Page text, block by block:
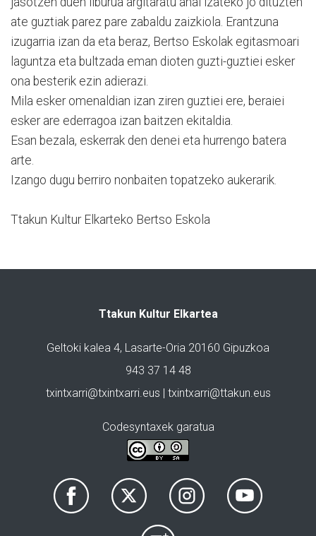
ate guztiak parez pare zabaldu zaizkiola. Erantzuna
izugarria izan da eta beraz, Bertso Eskolak egitasmoari
laguntza eta bultzada eman dioten guzti-guztiei esker
ona besterik ezin adierazi.
Mila esker omenaldian izan ziren guztiei ere, beraiei
esker are ederragoa izan baitzen ekitaldia.
Esan bezala, eskerrak den denei eta hurrengo batera
arte.
Izango dugu berriro nonbaiten topatzeko aukerarik.
Ttakun Kultur Elkarteko Bertso Eskola
Ttakun Kultur Elkartea
Geltoki kalea 4, Lasarte-Oria 20160 Gipuzkoa
943 37 14 48
txintxarri@txintxarri.eus | txintxarri@ttakun.eus
Codesyntaxek garatua